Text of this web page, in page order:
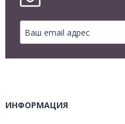
ИНФОРМАЦИЯ